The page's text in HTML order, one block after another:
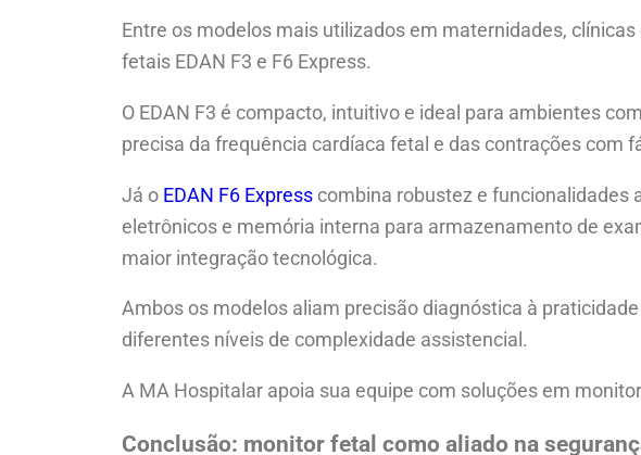
Entre os modelos mais utilizados em maternidades,
fetais EDAN F3 e F6 Express.
O EDAN F3 é compacto, intuitivo e ideal para ambientes
precisa da frequência cardíaca fetal e das contrações com
Já o EDAN F6 Express combina robustez e funcionalidades
eletrônicos e memória interna para armazenamento de
maior integração tecnológica.
Ambos os modelos aliam precisão diagnóstica à
diferentes níveis de complexidade assistencial.
A MA Hospitalar apoia sua equipe com soluções em
Conclusão: monitor fetal como aliado na